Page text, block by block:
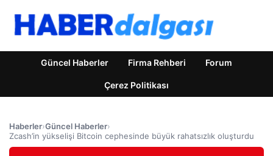
Güncel Haberler Firma Rehberi Forum
Çerez Politikası
Haberler›Güncel Haberler›
Zcash’in yükselişi Bitcoin cephesinde büyük rahatsızlık oluşturdu